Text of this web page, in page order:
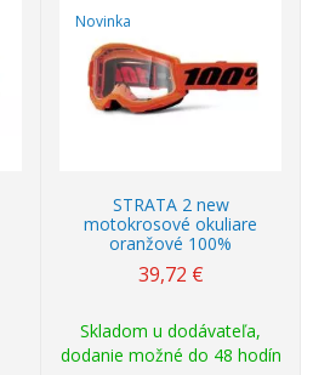
Novinka
STRATA 2 new
motokrosové okuliare
oranžové 100%
39,72 €
Skladom u dodávateľa,
dodanie možné do 48 hodín